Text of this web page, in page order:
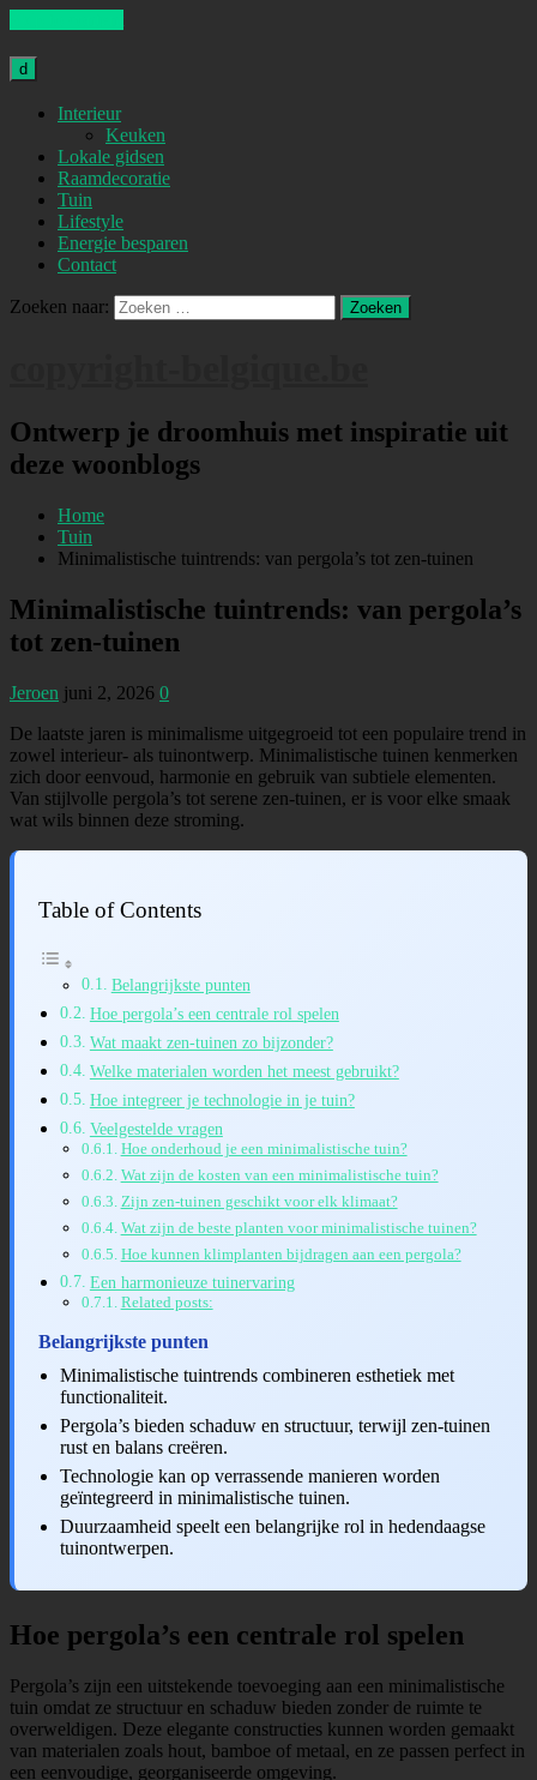
d
Interieur
Keuken
Lokale gidsen
Raamdecoratie
Tuin
Lifestyle
Energie besparen
Contact
Zoeken naar:
Ontwerp je droomhuis met inspiratie uit
deze woonblogs
Home
Tuin
Minimalistische tuintrends: van pergola’s tot zen-tuinen
Minimalistische tuintrends: van pergola’s
tot zen-tuinen
Jeroen juni 2, 2026 0
De laatste jaren is minimalisme uitgegroeid tot een populaire trend in
zowel interieur- als tuinontwerp. Minimalistische tuinen kenmerken
zich door eenvoud, harmonie en gebruik van subtiele elementen.
Van stijlvolle pergola’s tot serene zen-tuinen, er is voor elke smaak
wat wils binnen deze stroming.
Table of Contents
Belangrijkste punten
Hoe pergola’s een centrale rol spelen
Wat maakt zen-tuinen zo bijzonder?
Welke materialen worden het meest gebruikt?
Hoe integreer je technologie in je tuin?
Veelgestelde vragen
Hoe onderhoud je een minimalistische tuin?
Wat zijn de kosten van een minimalistische tuin?
Zijn zen-tuinen geschikt voor elk klimaat?
Wat zijn de beste planten voor minimalistische tuinen?
Hoe kunnen klimplanten bijdragen aan een pergola?
Een harmonieuze tuinervaring
Related posts:
Belangrijkste punten
Minimalistische tuintrends combineren esthetiek met
functionaliteit.
Pergola’s bieden schaduw en structuur, terwijl zen-tuinen
rust en balans creëren.
Technologie kan op verrassende manieren worden
geïntegreerd in minimalistische tuinen.
Duurzaamheid speelt een belangrijke rol in hedendaagse
tuinontwerpen.
Hoe pergola’s een centrale rol spelen
Pergola’s zijn een uitstekende toevoeging aan een minimalistische
tuin omdat ze structuur en schaduw bieden zonder de ruimte te
overweldigen. Deze elegante constructies kunnen worden gemaakt
van materialen zoals hout, bamboe of metaal, en ze passen perfect in
een eenvoudige, georganiseerde omgeving.